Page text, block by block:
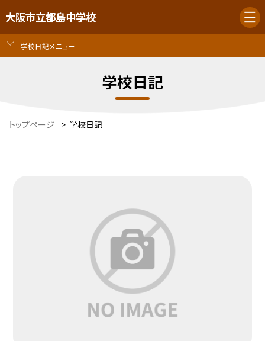
大阪市立都島中学校
学校日記メニュー
学校日記
トップページ > 学校日記